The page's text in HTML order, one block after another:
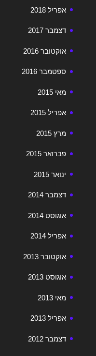
אפריל 2018
דצמבר 2017
אוקטובר 2016
ספטמבר 2016
מאי 2015
אפריל 2015
מרץ 2015
פברואר 2015
ינואר 2015
דצמבר 2014
אוגוסט 2014
אפריל 2014
אוקטובר 2013
אוגוסט 2013
מאי 2013
אפריל 2013
דצמבר 2012